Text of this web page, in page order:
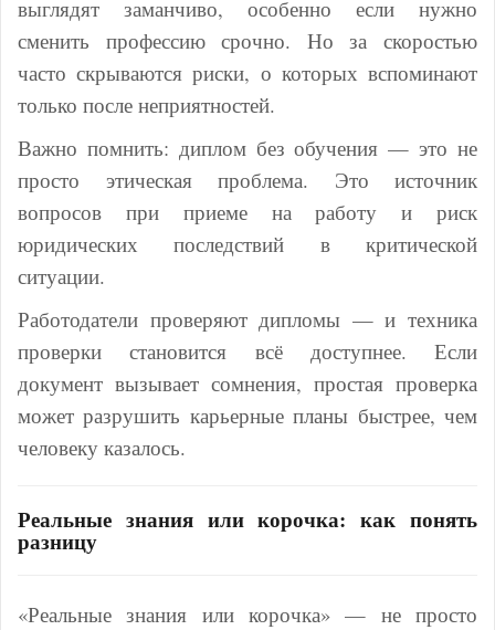
выглядят заманчиво, особенно если нужно
сменить профессию срочно. Но за скоростью
часто скрываются риски, о которых вспоминают
только после неприятностей.
Важно помнить: диплом без обучения — это не
просто этическая проблема. Это источник
вопросов при приеме на работу и риск
юридических последствий в критической
ситуации.
Работодатели проверяют дипломы — и техника
проверки становится всё доступнее. Если
документ вызывает сомнения, простая проверка
может разрушить карьерные планы быстрее, чем
человеку казалось.
Реальные знания или корочка: как понять
разницу
«Реальные знания или корочка» — не просто